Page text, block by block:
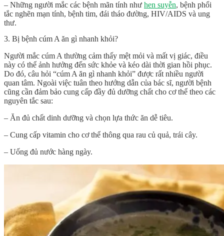
– Những người mắc các bệnh mãn tính như hen suyễn, bệnh phổi
tắc nghẽn mạn tính, bệnh tim, đái tháo đường, HIV/AIDS và ung
thư.
3. Bị bệnh cúm A ăn gì nhanh khỏi?
Người mắc cúm A thường cảm thấy mệt mỏi và mất vị giác, điều
này có thể ảnh hưởng đến sức khỏe và kéo dài thời gian hồi phục.
Do đó, câu hỏi “cúm A ăn gì nhanh khỏi” được rất nhiều người
quan tâm. Ngoài việc tuân theo hướng dẫn của bác sĩ, người bệnh
cũng cần đảm bảo cung cấp đầy đủ dưỡng chất cho cơ thể theo các
nguyên tắc sau:
– Ăn đủ chất dinh dưỡng và chọn lựa thức ăn dễ tiêu.
– Cung cấp vitamin cho cơ thể thông qua rau củ quả, trái cây.
– Uống đủ nước hàng ngày.